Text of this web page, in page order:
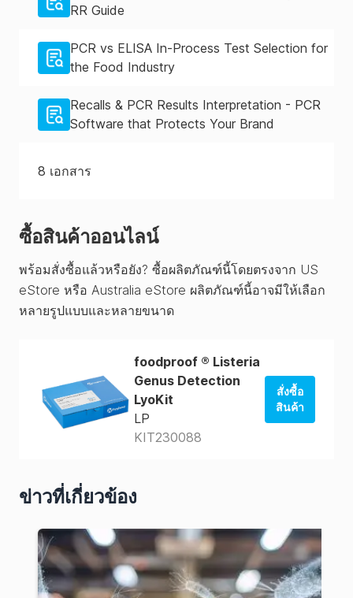
RR Guide
PCR vs ELISA In-Process Test Selection for
the Food Industry
Recalls & PCR Results Interpretation - PCR
Software that Protects Your Brand
8 เอกสาร
ซื้อสินค้าออนไลน์
พร้อมสั่งซื้อแล้วหรือยัง? ซื้อผลิตภัณฑ์นี้โดยตรงจาก US
eStore หรือ Australia eStore ผลิตภัณฑ์นี้อาจมีให้เลือก
หลายรูปแบบและหลายขนาด
foodproof ® Listeria
Genus Detection
LyoKit
LP
KIT230088
สั่งซื้อ
สินค้า
ข่าวที่เกี่ยวข้อง